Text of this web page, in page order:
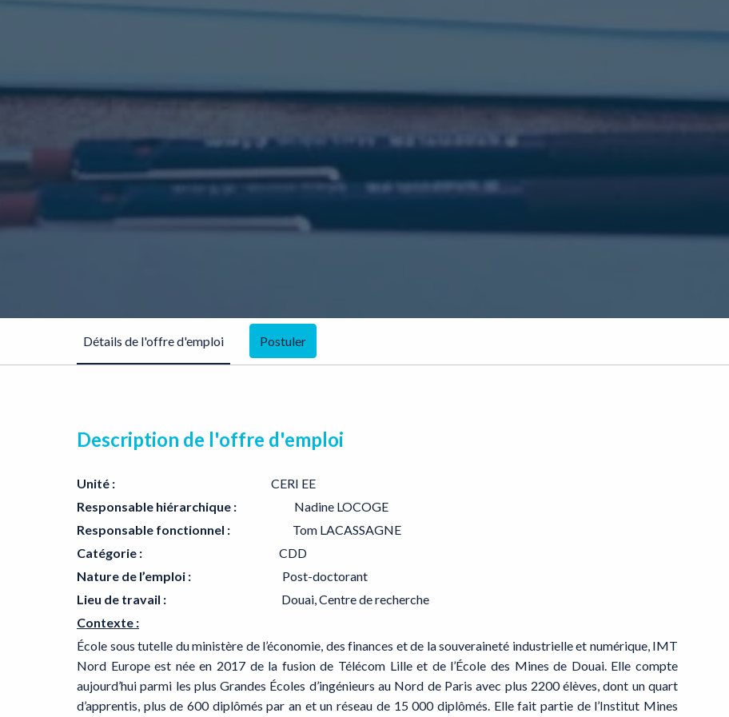
Détails de l'offre d'emploi Postuler
Description de l'offre d'emploi
Unité : CERI EE
Responsable hiérarchique : Nadine LOCOGE
Responsable fonctionnel : Tom LACASSAGNE
Catégorie : CDD
Nature de l’emploi : Post-doctorant
Lieu de travail : Douai, Centre de recherche
Contexte :
École sous tutelle du ministère de l’économie, des finances et de la souveraineté industrielle et numérique, IMT
Nord Europe est née en 2017 de la fusion de Télécom Lille et de l’École des Mines de Douai. Elle compte
aujourd’hui parmi les plus Grandes Écoles d’ingénieurs au Nord de Paris avec plus 2200 élèves, dont un quart
d’apprentis, plus de 600 diplômés par an et un réseau de 15 000 diplômés. Elle fait partie de l’Institut Mines